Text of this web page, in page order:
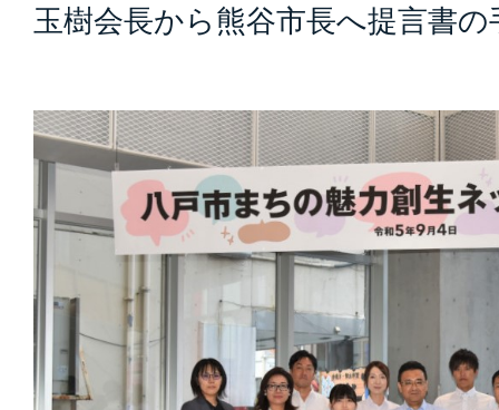
玉樹会長から熊谷市長へ提言書の